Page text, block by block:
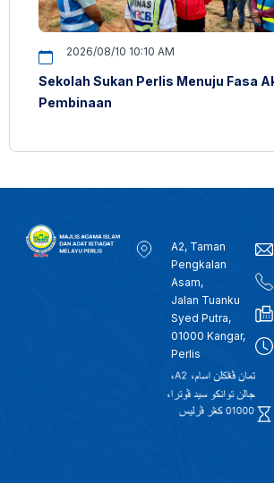
2026/08/10 10:10 AM
Sekolah Sukan Perlis Menuju Fasa
Pembinaan
A2, Taman
Pengkalan
Asam,
Jalan Tuanku
Syed Putra,
01000 Kangar,
Perlis